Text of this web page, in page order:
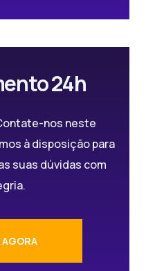
24h
nos neste
à disposição para
suas dúvidas com